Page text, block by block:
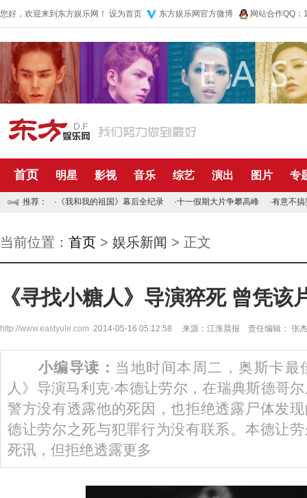
您好，欢迎来到东方娱乐网！ 设为首页 东方娱乐网官方微博 网站合作QQ
首页 明星 影视 音乐 综艺 演出 图片 专
推荐： · 《我和我的祖国》幕后全纪录 ·十一假期大片争攀高峰 ·有意不搞
当前位置： 首页 > 娱乐新闻 > 正文
《寻找小糖人》导演猝死 曾凭该
http://www.eastyule.com 2014-05-16 05:12:58 来源：江淮晨报 责任编辑： 张杰
小编导读： 当地时间本周二，奥斯卡最
人》导演马利克·本德让劳尔，在瑞典斯德哥
警方没有透露他的死因，也拒绝透露尸体发
德让劳尔之死与犯罪行为没有联系。本德让
死讯，但拒绝透露更多